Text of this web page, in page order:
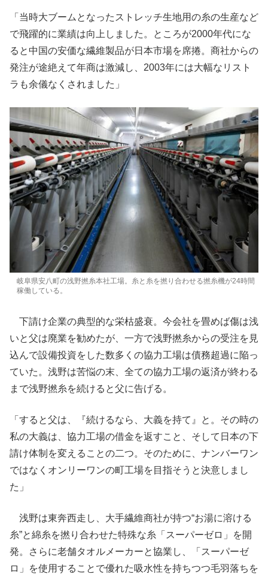
「当時大ブームとなったストレッチ生地用の糸の生産など
で飛躍的に業績は向上しました。ところが2000年代にな
ると中国の安価な繊維製品が日本市場を席捲。商社からの
発注が途絶えて年商は激減し、2003年には大幅なリスト
ラも余儀なくされました」
岐阜県安八町の浅野撚糸本社工場。糸と糸を撚り合わせる撚糸機が24時間
稼働している。
下請け企業の典型的な栄枯盛衰。今会社を畳めば傷は浅
いと父は廃業を勧めたが、一方で浅野撚糸からの受注を見
込んで設備投資をした数多くの協力工場は債務超過に陥っ
ていた。浅野は苦悩の末、全ての協力工場の返済が終わる
まで浅野撚糸を続けると父に告げる。
「すると父は、『続けるなら、大義を持て』と。その時の
私の大義は、協力工場の借金を返すこと、そして日本の下
請け体制を変えることの二つ。そのために、ナンバーワン
ではなくオンリーワンの町工場を目指そうと決意しまし
た」
浅野は東奔西走し、大手繊維商社が持つ“お湯に溶ける
糸”と綿糸を撚り合わせた特殊な糸「スーパーゼロ」を開
発。さらに老舗タオルメーカーと協業し、「スーパーゼ
ロ」を使用することで優れた吸水性を持ちつつ毛羽落ちを